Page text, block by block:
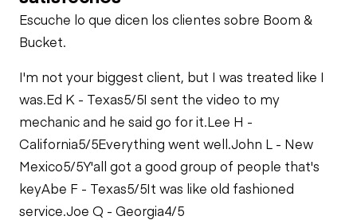
Limited Function
Check
Steering Cylinders
Bowl Lift Cylinders
Limited Function
Check
Escuche lo que dicen los clientes sobre Boom &
Bucket.
I'm not your biggest client, but I was treated like I
was.Ed K - Texas5/5I sent the video to my
mechanic and he said go for it.Lee H -
California5/5Everything went well.John L - New
Mexico5/5Y'all got a good group of people that's
keyAbe F - Texas5/5It was like old fashioned
service.Joe Q - Georgia4/5